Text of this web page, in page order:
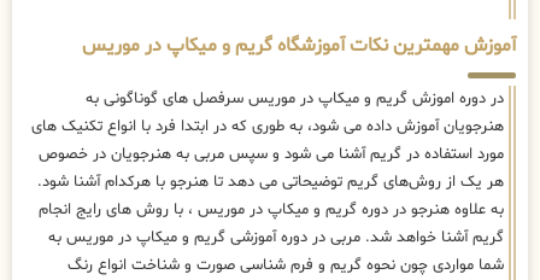
آموزش مهمترین نکات آموزشگاه گریم و میکاپ در موریس
در دوره اموزش گریم و میکاپ در موریس سرفصل های گوناگونی به
هنرجویان آموزش داده می شود، به طوری که در ابتدا فرد با انواع تکنیک های
مورد استفاده در گریم آشنا می شود و سپس مربی به هنرجویان در خصوص
هر یک از روش‌های گریم توضیحاتی می دهد تا هنرجو با هرکدام آشنا شود.
به علاوه هنرجو در دوره گریم و میکاپ در موریس ، با روش های رایج انجام
گریم آشنا خواهد شد. مربی در دوره آموزشی گریم و میکاپ در موریس به
شما مواردی چون نحوه گریم و فرم شناسی صورت و شناخت انواع رنگ